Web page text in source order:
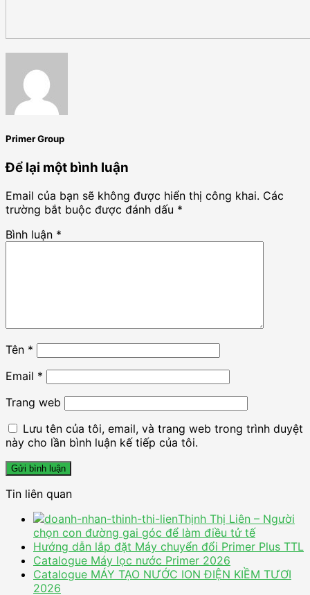
Primer Group
Để lại một bình luận
Email của bạn sẽ không được hiển thị công khai. Các
trường bắt buộc được đánh dấu *
Bình luận *
Tên *
Email *
Trang web
Lưu tên của tôi, email, và trang web trong trình duyệt
này cho lần bình luận kế tiếp của tôi.
Tin liên quan
Thịnh Thị Liên – Người
chọn con đường gai góc để làm điều tử tế
Hướng dẫn lắp đặt Máy chuyển đổi Primer Plus TTL
Catalogue Máy lọc nước Primer 2026
Catalogue MÁY TẠO NƯỚC ION ĐIỆN KIỀM TƯƠI
2026